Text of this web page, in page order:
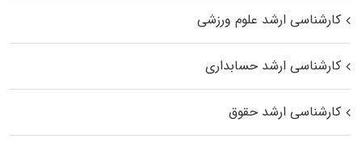
کارشناسی ارشد علوم ورزشی
کارشناسی ارشد حسابداری
کارشناسی ارشد حقوق